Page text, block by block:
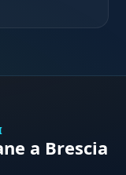
a Brescia